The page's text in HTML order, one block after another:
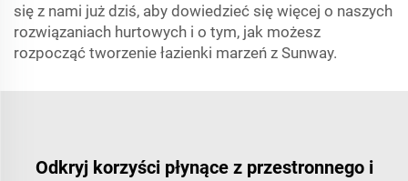
się z nami już dziś, aby dowiedzieć się więcej o naszych
rozwiązaniach hurtowych i o tym, jak możesz
rozpocząć tworzenie łazienki marzeń z Sunway.
Odkryj korzyści płynące z przestronnego i